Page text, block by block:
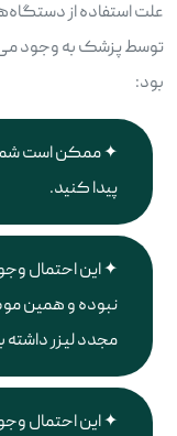
علت استفاده از
توسط پزشک به وجود
بود:
ممکن است شما
پیدا کنید.
این احتمال
نبوده و همین
مجدد لیزر داشته
این احتمال